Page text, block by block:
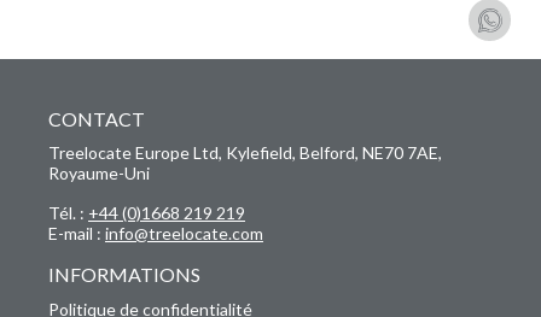
CONTACT
Treelocate Europe Ltd, Kylefield, Belford, NE70 7AE,
Royaume-Uni
Tél. : +44 (0)1668 219 219
E-mail : info@treelocate.com
INFORMATIONS
Politique de confidentialité